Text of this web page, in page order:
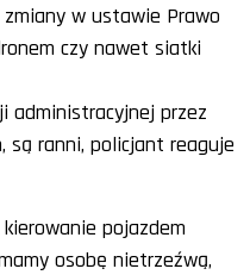
w ustawie Prawo
czy nawet siatki
administracyjnej przez
są ranni, policjant reaguje
pojazdem
osobę nietrzeźwą,